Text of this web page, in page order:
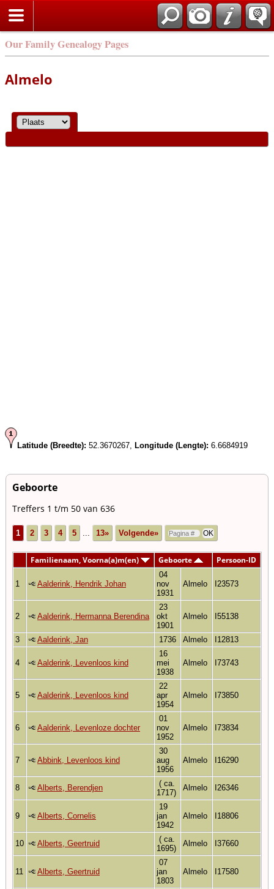
Our Family Genealogy Pages
Almelo
Latitude (Breedte): 52.3670267, Longitude (Lengte): 6.6684919
Geboorte
Treffers 1 t/m 50 van 636
1 2 3 4 5 13» Volgende»
Familienaam, Voorna(a)m(en) Geboorte Persoon-ID
1 Aalderink, Hendrik Johan
04
nov
1931
Almelo I23573
2 Aalderink, Hermanna Berendina
23
okt
1901
Almelo I55138
3 Aalderink, Jan 1736 Almelo I12813
4 Aalderink, Levenloos kind
16
mei
1938
Almelo I73743
5 Aalderink, Levenloos kind
22
apr
1954
Almelo I73850
6 Aalderink, Levenloze dochter
01
nov
1952
Almelo I73834
7 Abbink, Levenloos kind
30
aug
1956
Almelo I16290
8 Alberts, Berendjen
( ca.
1717)
Almelo I26346
9 Alberts, Cornelis
19
jan
1942
Almelo I18806
10 Alberts, Geertruid
( ca.
1695)
Almelo I37660
11 Alberts, Geertruid
07
jan
1803
Almelo I17580